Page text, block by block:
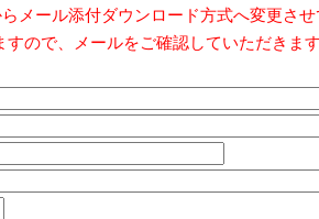
メール添付ダウンロード方式へ変更させ
ので、メールをご確認していただきま